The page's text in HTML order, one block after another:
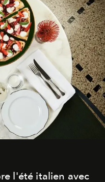
l'été italien avec